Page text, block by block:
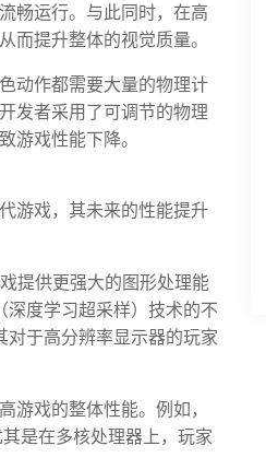
畅运行。与此同时，在高
提升整体的视觉质量。
动作都需要大量的物理计
发者采用了可调节的物理
游戏性能下降。
游戏，其未来的性能提升
提供更强大的图形处理能
度学习超采样）技术的不
对于高分辨率显示器的玩家
游戏的整体性能。例如，
是在多核处理器上，玩家